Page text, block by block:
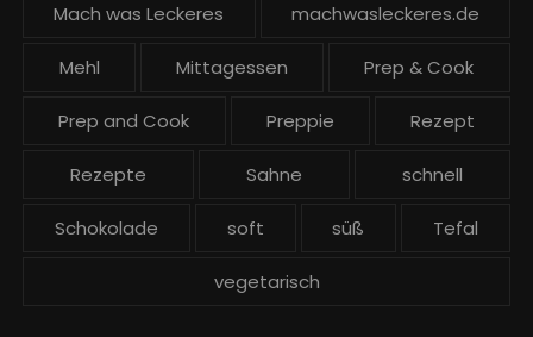
Mach was Leckeres machwasleckeres.de
Mehl Mittagessen Prep & Cook
Prep and Cook Preppie Rezept
Rezepte Sahne schnell
Schokolade soft süß Tefal
vegetarisch